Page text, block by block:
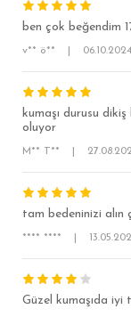
ben çok beğendim
v** ö** 06.10.2024
kumaşı durusu
oluyor
M** T**
tam bedeninizi alın
**** ****
Güzel kumaşıda iyi